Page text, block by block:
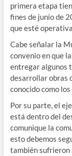
primera etapa
fines de junio de
que esté
Cabe señalar la
convenio en que
entregar algunos
desarrollar obras
conocido como
Por su parte, el
está dentro del
comunique la
esto debemos
también sufrieron